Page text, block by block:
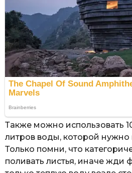
Также можно использовать
литров воды, которой нужно
Только помни, что
поливать листья, иначе жди